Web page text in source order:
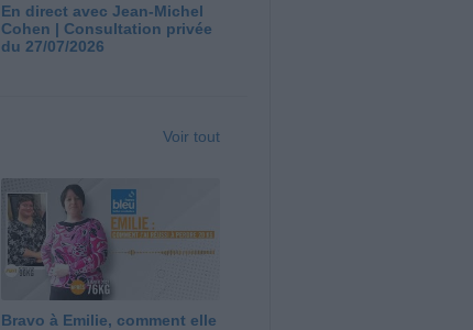
En direct avec Jean-Michel
Cohen | Consultation privée
du 27/07/2026
Voir tout
Bravo à Emilie, comment elle